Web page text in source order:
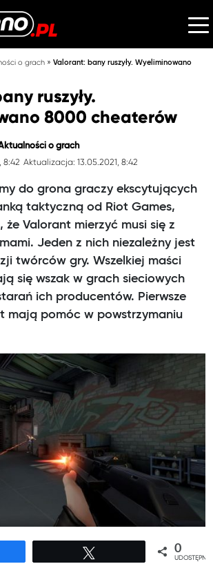
o grach »Valorant: bany ruszyły. Wyeliminowano
ruszyły.
8000 cheaterów
o grach
8:42 Aktualizacja: 13.05.2021, 8:42
do grona graczy ekscytujących
taktyczną od Riot Games,
że Valorant mierzyć musi się z
Jeden z nich niezależny jest
twórców gry. Wszelkiej maści
się wszak w grach sieciowych
ich producentów. Pierwsze
mają pomóc w powstrzymaniu
0